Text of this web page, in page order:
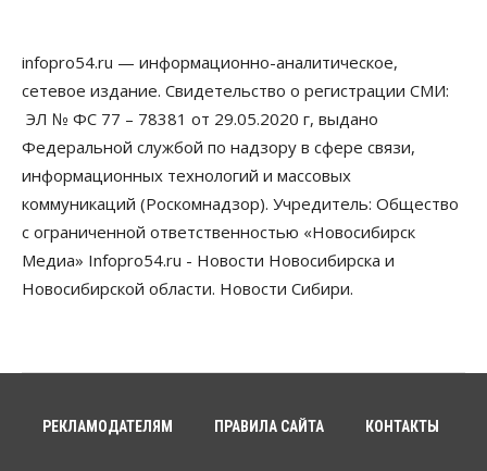
infopro54.ru — информационно-аналитическое,
сетевое издание. Свидетельство о регистрации СМИ:
ЭЛ № ФС 77 – 78381 от 29.05.2020 г, выдано
Федеральной службой по надзору в сфере связи,
информационных технологий и массовых
коммуникаций (Роскомнадзор). Учредитель: Общество
с ограниченной ответственностью «Новосибирск
Медиа» Infopro54.ru - Новости Новосибирска и
Новосибирской области. Новости Сибири.
РЕКЛАМОДАТЕЛЯМ ПРАВИЛА САЙТА КОНТАКТЫ